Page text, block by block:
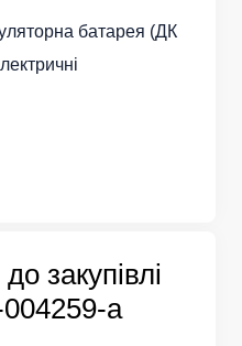
батарея (ДК
закупівлі
a